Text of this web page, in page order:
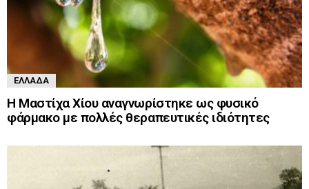
ΕΛΛΆΔΑ
Η Μαστίχα Χίου αναγνωρίστηκε ως φυσικό
φάρμακο με πολλές θεραπευτικές ιδιότητες